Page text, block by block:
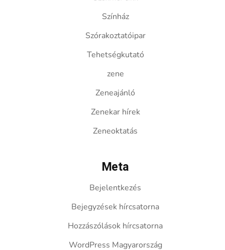
Színház
Szórakoztatóipar
Tehetségkutató
zene
Zeneajánló
Zenekar hírek
Zeneoktatás
Meta
Bejelentkezés
Bejegyzések hírcsatorna
Hozzászólások hírcsatorna
WordPress Magyarország